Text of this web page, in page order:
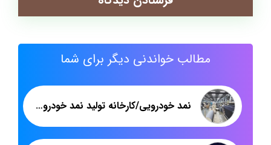
مطالب خواندنی دیگر برای شما
نمد خودرویی/کارخانه تولید نمد خودرویی